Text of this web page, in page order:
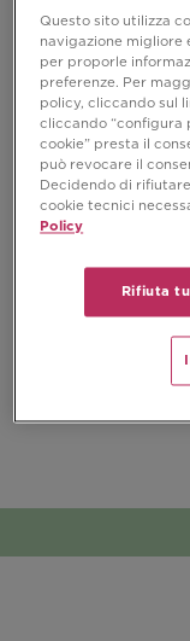
Questo sito utilizza
navigazione migliore
per proporle
preferenze. Per
policy, cliccando sul
cliccando “configura
cookie” presta il
può revocare il
Decidendo di
cookie tecnici
Policy
Rifiuta